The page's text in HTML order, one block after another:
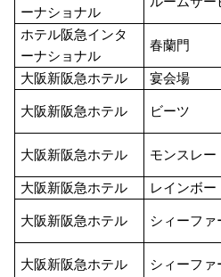
ーナショナル
ホテル阪急インタ
ーナショナル
春蘭門
大阪新阪急ホテル 宴会場
大阪新阪急ホテル ビーツ
大阪新阪急ホテル モンスレー
大阪新阪急ホテル レインボー
大阪新阪急ホテル シィーファ
大阪新阪急ホテル シィーファ